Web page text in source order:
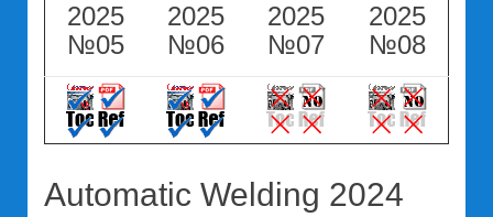
2025
№05
2025
№06
2025
№07
2025
№08
Automatic Welding 2024